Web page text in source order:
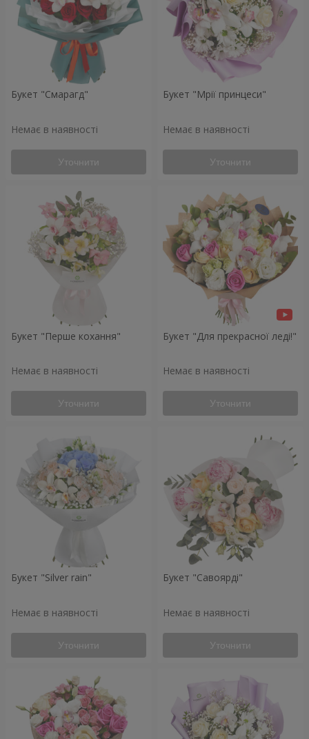
Букет "Смарагд"
Немає в наявності
Уточнити
Букет "Мрії принцеси"
Немає в наявності
Уточнити
Букет "Перше кохання"
Немає в наявності
Уточнити
Букет "Для прекрасної леді!"
Немає в наявності
Уточнити
Букет "Silver rain"
Немає в наявності
Уточнити
Букет "Савоярді"
Немає в наявності
Уточнити